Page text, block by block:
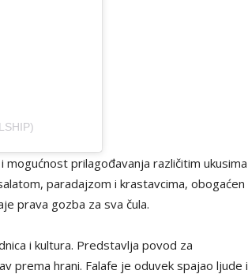
prilagođavanja različitim ukusima
paradajzom i krastavcima, obogaćen
prava gozba za sva čula.
i kultura. Predstavlja povod za
prema hrani. Falafe je oduvek spajao ljude i